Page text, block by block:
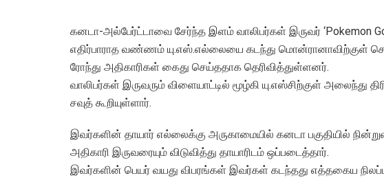
கனடா-அல்பேர்ட்டாவை சேர்ந்த இளம் வாலிபர்கள் இருவர்
எதிர்பாராத வண்ணம் யு.எஸ்.எல்லையை கடந்து மொன்ரானாவிற்குள்
ரோந்து அதிகாரிகள் கைது செய்ததாக தெரிவித்துள்ளனர்.
வாலிபர்கள் இருவரும் விளையாட்டில் மூழ்கி யு.எஸ்சிற்குள் அலைந்து
சவுத் கூறியுள்ளார்.
இவர்களின் தாயார் எல்லைக்கு அருகாமையில் கனடா பகுதியில்
அதிகாரி இருவரையும் விடுவித்து தாயாரிடம் ஒப்படைத்தார்.
இவர்களின் பெயர் வயது விபரங்கள் இவர்கள் கடந்தது எத்தகைய